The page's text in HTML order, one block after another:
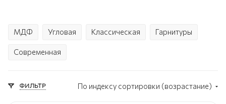
МДФ Угловая Классическая Гарнитуры
Современная
ФИЛЬТР По индексу сортировки (возрастание)